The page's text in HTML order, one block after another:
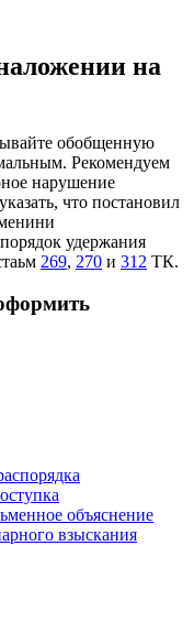
на
обобщенную
Рекомендуем
нарушение
что постановил
удержания
269, 270 и 312 ТК.
объяснение
взыскания